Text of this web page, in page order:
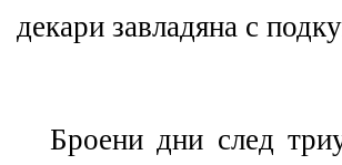
декари завладяна с
Броени дни след